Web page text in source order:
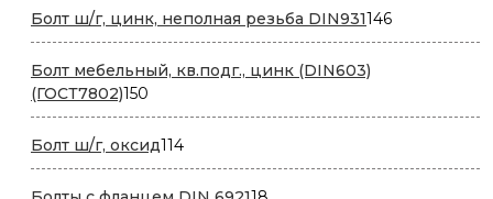
Болт ш/г, цинк, неполная резьба DIN931146146
товаров
Болт мебельный, кв.подг., цинк (DIN603)
(ГОСТ7802)150
товаров
Болт ш/г, оксид114114
товаров